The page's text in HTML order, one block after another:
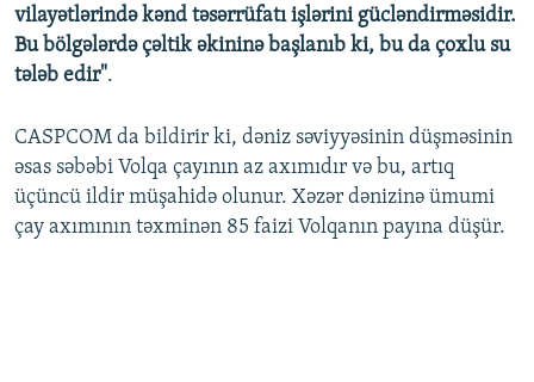
vilayətlərində kənd təsərrüfatı işlərini gücləndirməsidir.
Bu bölgələrdə çəltik əkininə başlanıb ki, bu da çoxlu su
tələb edir".
CASPCOM da bildirir ki, dəniz səviyyəsinin düşməsinin
əsas səbəbi Volqa çayının az axımıdır və bu, artıq
üçüncü ildir müşahidə olunur. Xəzər dənizinə ümumi
çay axımının təxminən 85 faizi Volqanın payına düşür.